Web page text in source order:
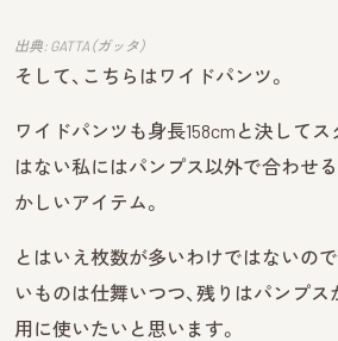
出典: GATTA（ガッタ）
そして、こちらはワイドパンツ。
ワイドパンツも身長158cmと決して
はない私にはパンプス以外で合わせ
かしいアイテム。
とはいえ枚数が多いわけではないの
いものは仕舞いつつ、残りはパンプス
用に使いたいと思います。